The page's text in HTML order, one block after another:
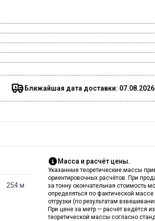
Ближайшая дата доставки: 07.08.2026
254 м
Масса и расчёт цены.
Указанные теоретические массы
ориентировочных расчётов. При
за тонну окончательная стоимость
определяться по фактической массе
отгрузки (по результатам
При цене за метр — расчёт ведётся из
теоретической массы согласно